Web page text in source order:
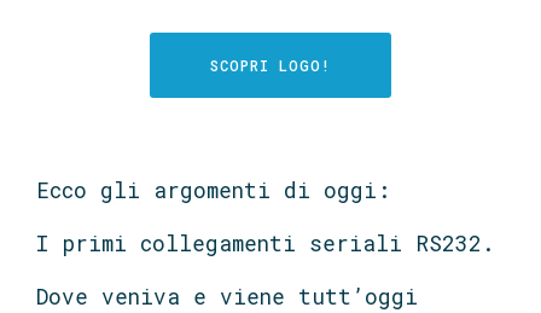
SCOPRI LOGO!
Ecco gli argomenti di oggi:
I primi collegamenti seriali RS232.
Dove veniva e viene tutt’oggi